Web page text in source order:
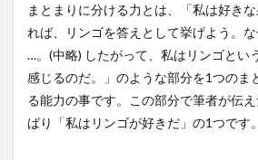
まとまりに分ける力とは、「私は好き
れば、リンゴを答えとして挙げよう。な
…。(中略) したがって、私はリンゴとい
感じるのだ。」のような部分を1つのま
る能力の事です。この部分で筆者が伝
ばり「私はリンゴが好きだ」の1つです。